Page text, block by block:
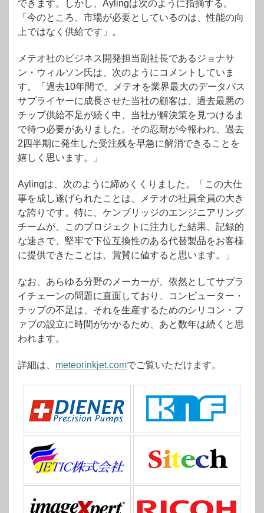
できます。しかし、Aylingは次のように指摘する。
「今のところ、市場が必要としているのは、性能の向
上ではなく供給です」。
メテオ社のビジネス開発担当副社長であるジョナサ
ン・ウィルソン氏は、次のようにコメントしていま
す。「過去10年間で、メテオを業界最大のデータパス
サプライヤーに成長させた当社の顧客は、過去最悪の
チップ供給不足が続く中、当社が解決策を見つけるま
で待つ必要がありました。その忍耐が今報われ、過去
2四半期に発生した受注残を早急に解消できることを
嬉しく思います。」
Aylingは、次のように締めくくりました。「この大仕
事を成し遂げられたことは、メテオの社員全員の大き
な誇りです。特に、ケンブリッジのエンジニアリング
チームが、このプロジェクトに注力した結果、記録的
な速さで、堅牢で下位互換性のある代替製品をお客様
に提供できたことは、賞賛に値すると思います。」
なお、あらゆる分野のメーカーが、依然としてサプラ
イチェーンの問題に直面しており、コンピューター・
チップの不足は、それを生産するためのシリコン・フ
ァブの設立に時間がかかるため、あと数年は続くと思
われます。
詳細は、 meteorinkjet.comでご覧いただけます。